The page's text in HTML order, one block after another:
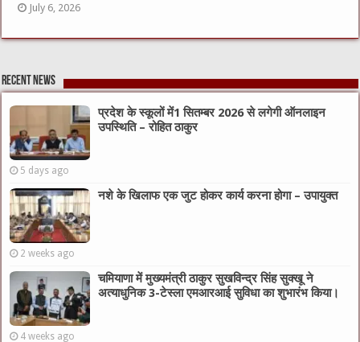
July 6, 2026
Recent News
प्रदेश के स्कूलों में1 सितम्बर 2026 से लगेगी ऑनलाइन
उपस्थिति – रोहित ठाकुर
5 days ago
नशे के खिलाफ एक जुट होकर कार्य करना होगा – उपायुक्त
2 weeks ago
चमियाणा में मुख्यमंत्री ठाकुर सुखविन्द्र सिंह सुक्खू ने
अत्याधुनिक 3-टेस्ला एमआरआई सुविधा का शुभारंभ किया।
4 weeks ago